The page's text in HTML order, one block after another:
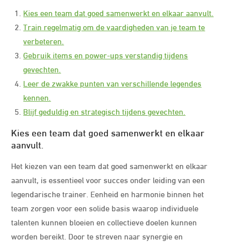
Kies een team dat goed samenwerkt en elkaar aanvult.
Train regelmatig om de vaardigheden van je team te
verbeteren.
Gebruik items en power-ups verstandig tijdens
gevechten.
Leer de zwakke punten van verschillende legendes
kennen.
Blijf geduldig en strategisch tijdens gevechten.
Kies een team dat goed samenwerkt en elkaar
aanvult.
Het kiezen van een team dat goed samenwerkt en elkaar
aanvult, is essentieel voor succes onder leiding van een
legendarische trainer. Eenheid en harmonie binnen het
team zorgen voor een solide basis waarop individuele
talenten kunnen bloeien en collectieve doelen kunnen
worden bereikt. Door te streven naar synergie en